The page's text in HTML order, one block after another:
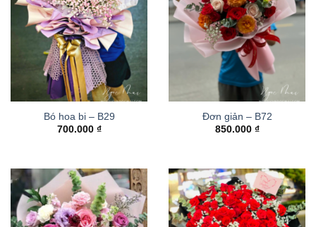
Bó hoa bi – B29
700.000 ₫
Đơn giản – B72
850.000 ₫